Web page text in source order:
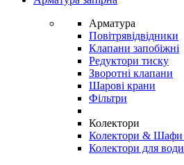
Арматура
Повітрявідвідники
Клапани запобіжні
Редуктори тиску
Зворотні клапани
Шарові крани
Фільтри
Колектори
Колектори & Шафи
Колектори для води